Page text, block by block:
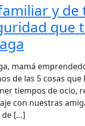
y de
que
mamá
de las 5 cosas
tiempos de ocio,
con nuestras
de […]